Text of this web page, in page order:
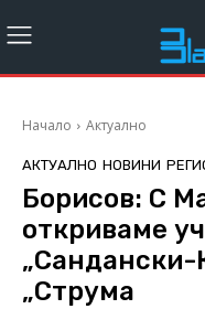
Начало Актуално
АКТУАЛНО НОВИНИ
Борисов: С
откриваме
„Сандански-
„Струма